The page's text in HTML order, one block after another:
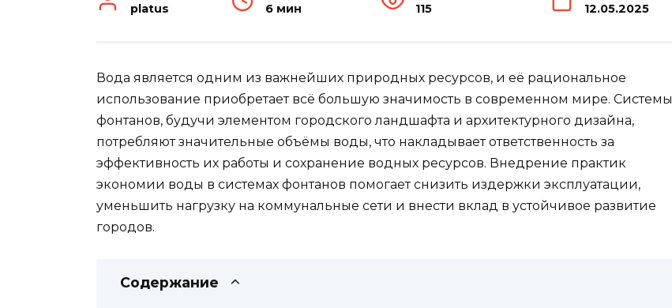
platus 6 мин 115 12.05.2025
Вода является одним из важнейших природных ресурсов, и её рациональное
использование приобретает всё большую значимость в современном мире. Системы
фонтанов, будучи элементом городского ландшафта и архитектурного дизайна,
потребляют значительные объёмы воды, что накладывает ответственность за
эффективность их работы и сохранение водных ресурсов. Внедрение практик
экономии воды в системах фонтанов помогает снизить издержки эксплуатации,
уменьшить нагрузку на коммунальные сети и внести вклад в устойчивое развитие
городов.
Содержание